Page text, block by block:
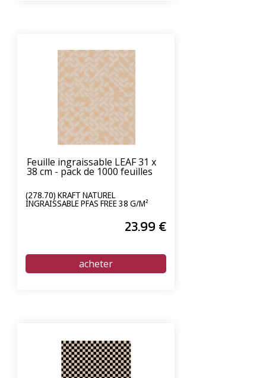
Feuille ingraissable LEAF 31 x
38 cm - pack de 1000 feuilles
(278.70) KRAFT NATUREL
INGRAISSABLE PFAS FREE 38 G/M²
23.99 €